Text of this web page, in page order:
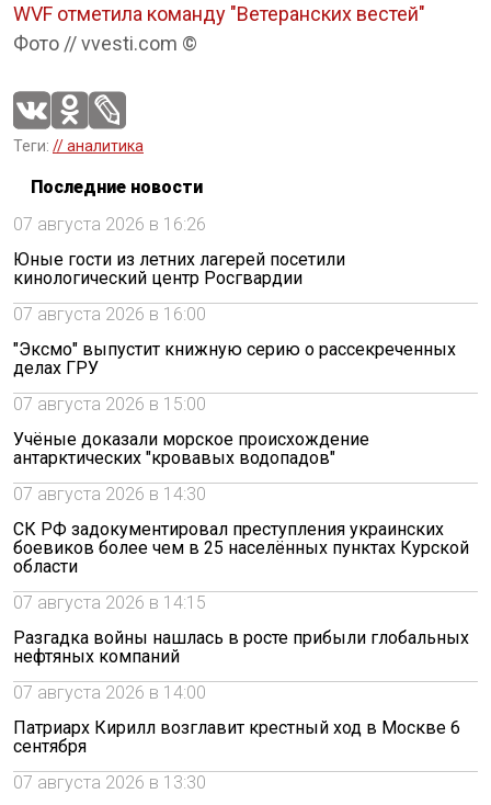
WVF отметила команду "Ветеранских вестей"
Фото // vvesti.com ©
Теги: // аналитика
Последние новости
07 августа 2026 в 16:26
Юные гости из летних лагерей посетили
кинологический центр Росгвардии
07 августа 2026 в 16:00
"Эксмо" выпустит книжную серию о рассекреченных
делах ГРУ
07 августа 2026 в 15:00
Учёные доказали морское происхождение
антарктических "кровавых водопадов"
07 августа 2026 в 14:30
СК РФ задокументировал преступления украинских
боевиков более чем в 25 населённых пунктах Курской
области
07 августа 2026 в 14:15
Разгадка войны нашлась в росте прибыли глобальных
нефтяных компаний
07 августа 2026 в 14:00
Патриарх Кирилл возглавит крестный ход в Москве 6
сентября
07 августа 2026 в 13:30